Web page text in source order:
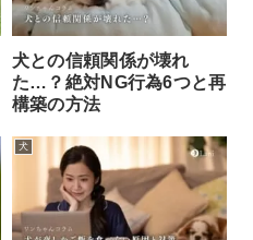
犬との信頼関係が壊れ
た…？絶対NG行為6つと再
構築の方法
犬